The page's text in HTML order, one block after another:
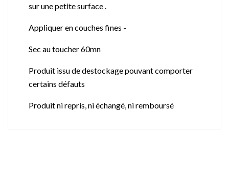
sur une petite surface .
Appliquer en couches fines -
Sec au toucher 60mn
Produit issu de destockage pouvant comporter
certains défauts
Produit ni repris, ni échangé, ni remboursé